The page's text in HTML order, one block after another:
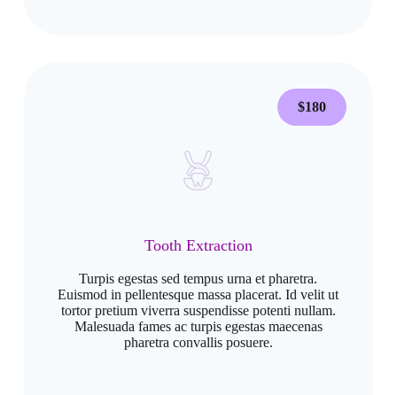
$180
Tooth Extraction
Turpis egestas sed tempus urna et pharetra.
Euismod in pellentesque massa placerat. Id velit ut
tortor pretium viverra suspendisse potenti nullam.
Malesuada fames ac turpis egestas maecenas
pharetra convallis posuere.